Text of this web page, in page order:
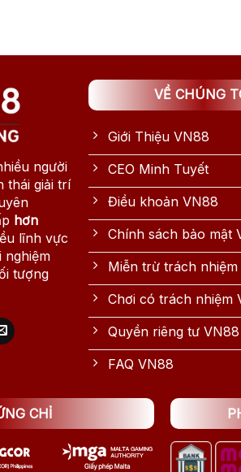
người
thái giải trí
hơn
lĩnh vực
nghiệm
tượng
VỀ CHÚNG
Giới Thiệu VN88
CEO Minh Tuyết
Điều khoản VN88
Chính sách bảo mật
Miễn trừ trách nhiệm
Chơi có trách nhiệm
Quyền riêng tư VN88
FAQ VN88
CHỈ